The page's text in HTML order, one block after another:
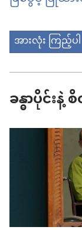
အားလုံး ကြည့်ပါ
ခန္ဓာပိုင်းနဲ့